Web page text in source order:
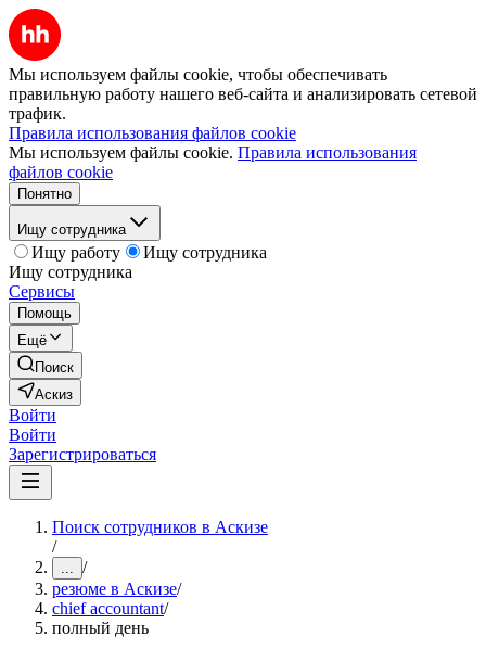
Мы используем файлы cookie, чтобы обеспечивать
правильную работу нашего веб-сайта и анализировать сетевой
трафик.
Правила использования файлов cookie
Мы используем файлы cookie. Правила использования
файлов cookie
Понятно
Ищу сотрудника
Ищу работу
Ищу сотрудника
Ищу сотрудника
Сервисы
Помощь
Ещё
Поиск
Аскиз
Войти
Войти
Зарегистрироваться
Поиск сотрудников в Аскизе
/
... /
резюме в Аскизе/
chief accountant/
полный день